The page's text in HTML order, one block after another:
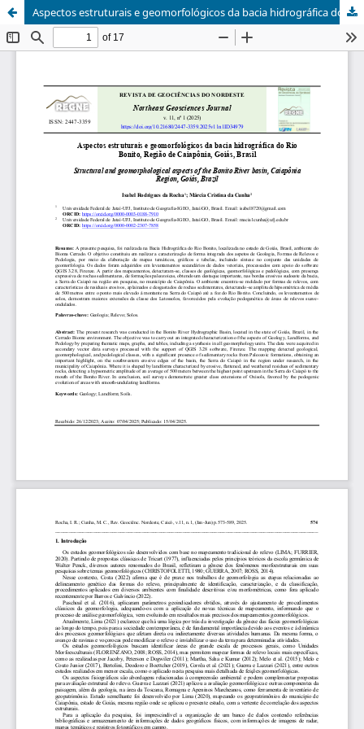
Aspectos estruturais e geomorfológicos da bacia hidrográfica do Rio Bonito, Região de Caiapônia, Goiás, Brasil